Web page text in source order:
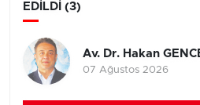
EDİLDİ (3)
Av. Dr. Hakan
07 Ağustos 2026